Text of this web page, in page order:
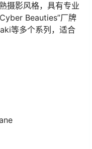
摄影风格，具有专业
Beauties”厂牌
等多个系列，适合